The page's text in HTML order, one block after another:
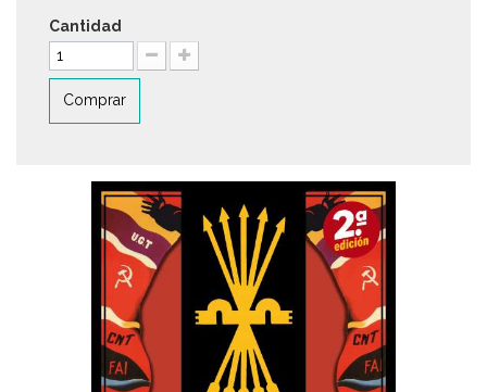
Cantidad
Comprar